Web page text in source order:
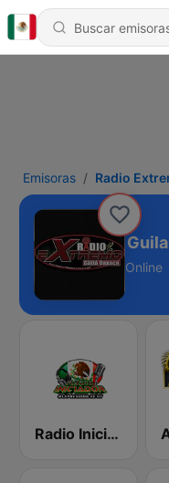
Emisoras Radio
Radio Extremo
Online
Radio Iniciador